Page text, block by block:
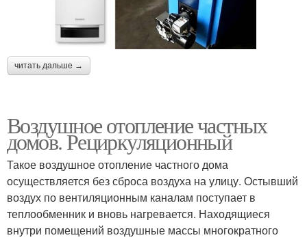
читать дальше →
Воздушное отопление частных
домов. Рециркуляционный
Такое воздушное отопление частного дома
осуществляется без сброса воздуха на улицу. Остывший
воздух по вентиляционным каналам поступает в
теплообменник и вновь нагревается. Находящиеся
внутри помещений воздушные массы многократного